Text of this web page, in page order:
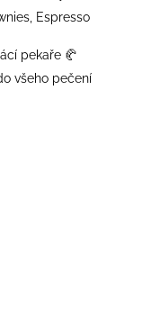
Espresso
pekaře 🥐
všeho pečení